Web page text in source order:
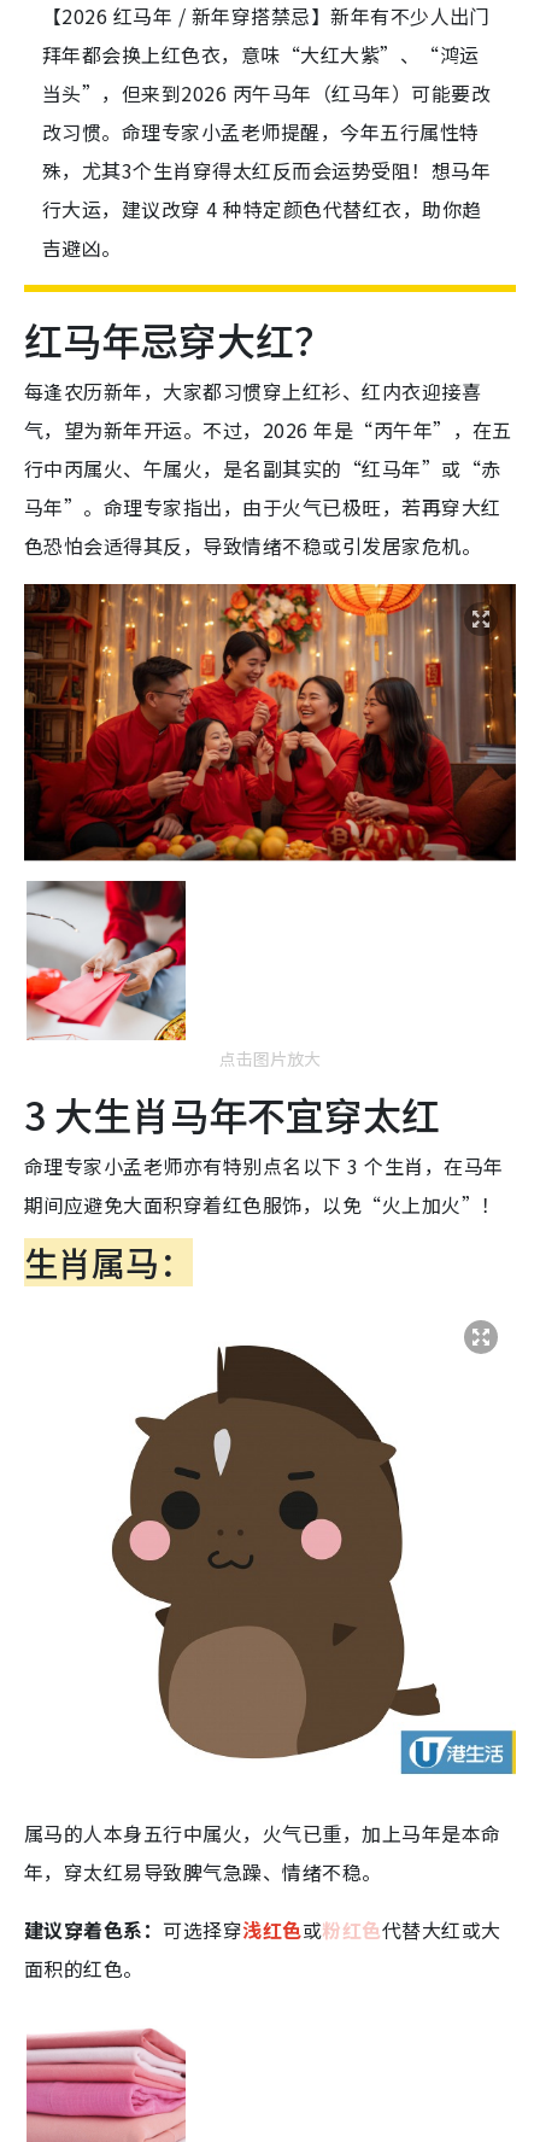
【2026 红马年 / 新年穿搭禁忌】新年有不少人出门
拜年都会换上红色衣，意味“大红大紫”、“鸿运
当头”，但来到2026 丙午马年（红马年）可能要改
改习惯。命理专家小孟老师提醒，今年五行属性特
殊，尤其3个生肖穿得太红反而会运势受阻！想马年
行大运，建议改穿 4 种特定颜色代替红衣，助你趋
吉避凶。
红马年忌穿大红？
每逢农历新年，大家都习惯穿上红衫、红内衣迎接喜
气，望为新年开运。不过，2026 年是“丙午年”，在五
行中丙属火、午属火，是名副其实的“红马年”或“赤
马年”。命理专家指出，由于火气已极旺，若再穿大红
色恐怕会适得其反，导致情绪不稳或引发居家危机。
点击图片放大
3 大生肖马年不宜穿太红
命理专家小孟老师亦有特别点名以下 3 个生肖，在马年
期间应避免大面积穿着红色服饰，以免“火上加火”！
生肖属马：
属马的人本身五行中属火，火气已重，加上马年是本命
年，穿太红易导致脾气急躁、情绪不稳。
建议穿着色系： 可选择穿浅红色或粉红色代替大红或大
面积的红色。